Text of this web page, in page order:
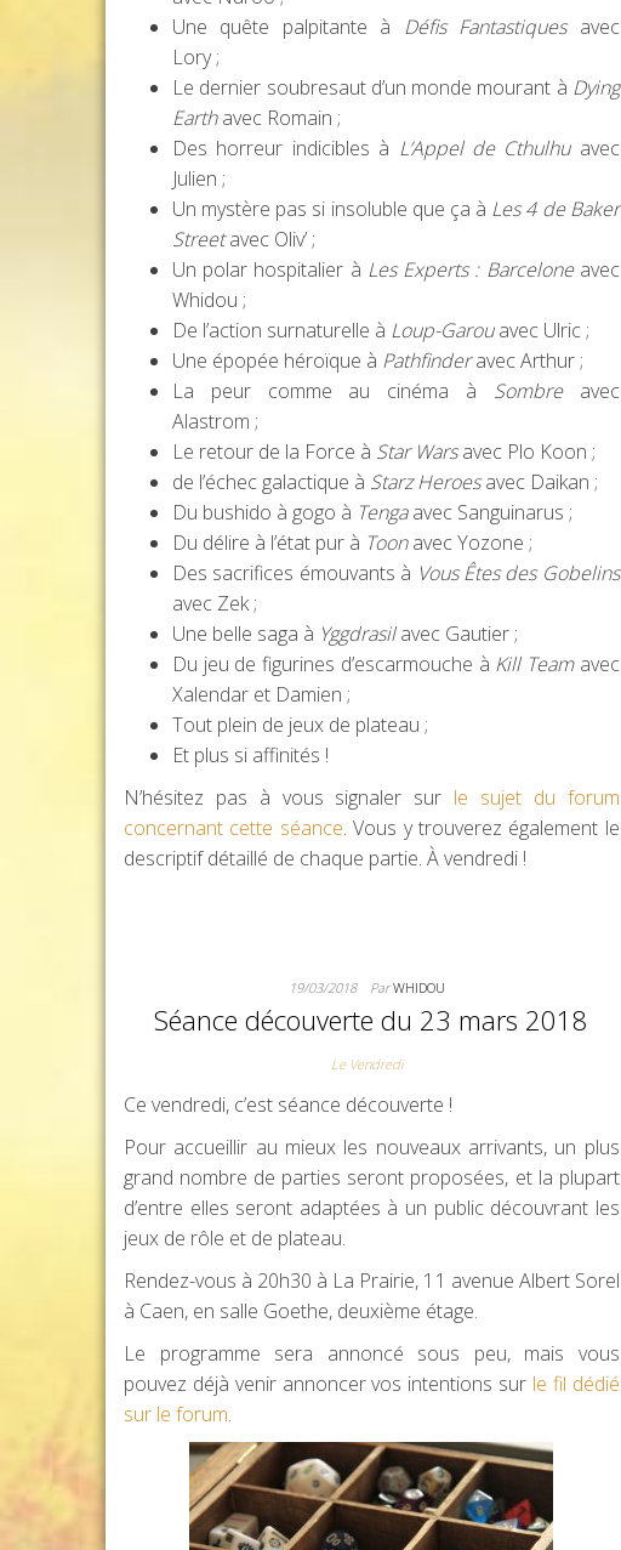
Une quête palpitante à Défis Fantastiquesavec
Lory ;
Le dernier soubresaut d’un monde mourant à Dying
Earthavec Romain ;
Des horreur indicibles à L’Appel de Cthulhuavec
Julien ;
Un mystère pas si insoluble que ça à Les 4 de Baker
Streetavec Oliv’ ;
Un polar hospitalier à Les Experts : Barceloneavec
Whidou ;
De l’action surnaturelle à Loup-Garouavec Ulric ;
Une épopée héroïque à Pathfinderavec Arthur ;
La peur comme au cinéma à Sombreavec
Alastrom ;
Le retour de la Force à Star Warsavec Plo Koon ;
de l’échec galactique à Starz Heroesavec Daikan ;
Du bushido à gogo à Tengaavec Sanguinarus ;
Du délire à l’état pur à Toonavec Yozone ;
Des sacrifices émouvants à Vous Êtes des Gobelins
avec Zek ;
Une belle saga à Yggdrasilavec Gautier ;
Du jeu de figurines d’escarmouche à Kill Teamavec
Xalendar et Damien ;
Tout plein de jeux de plateau ;
Et plus si affinités !
N’hésitez pas à vous signaler sur le sujet du forum
concernant cette séance. Vous y trouverez également le
descriptif détaillé de chaque partie. À vendredi !
19/03/2018 ParWHIDOU
Séance découverte du 23 mars 2018
Le Vendredi
Ce vendredi, c’est séance découverte !
Pour accueillir au mieux les nouveaux arrivants, un plus
grand nombre de parties seront proposées, et la plupart
d’entre elles seront adaptées à un public découvrant les
jeux de rôle et de plateau.
Rendez-vous à 20h30 à La Prairie, 11 avenue Albert Sorel
à Caen, en salle Goethe, deuxième étage.
Le programme sera annoncé sous peu, mais vous
pouvez déjà venir annoncer vos intentions sur le fil dédié
sur le forum.